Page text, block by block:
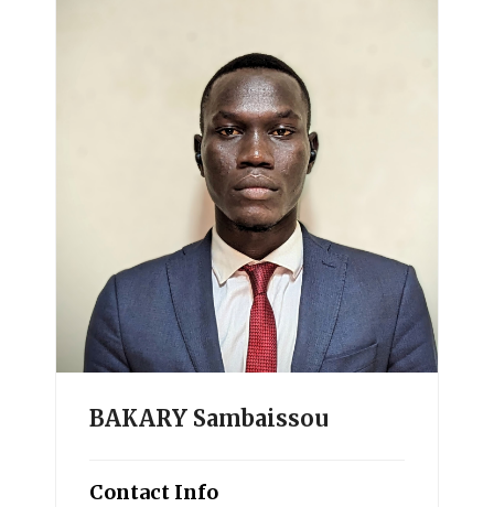
BAKARY Sambaissou
Contact Info